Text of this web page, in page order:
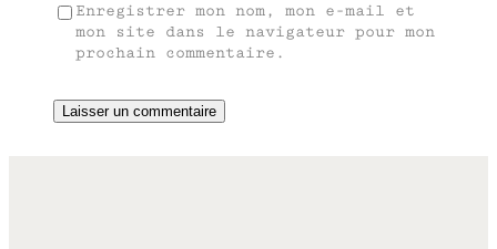
Enregistrer mon nom, mon e-mail et
mon site dans le navigateur pour mon
prochain commentaire.